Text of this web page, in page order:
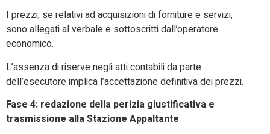
I prezzi, se relativi ad acquisizioni di forniture e servizi,
sono allegati al verbale e sottoscritti dall’operatore
economico.
L’assenza di riserve negli atti contabili da parte
dell’esecutore implica l’accettazione definitiva dei prezzi.
Fase 4: redazione della perizia giustificativa e
trasmissione alla Stazione Appaltante